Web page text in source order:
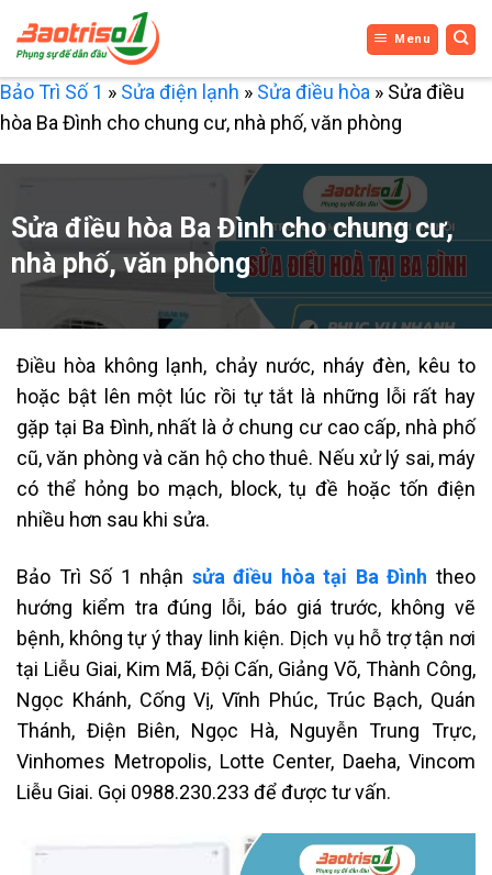
qua
nội
dung
Menu
Bảo Trì Số 1 » Sửa điện lạnh » Sửa điều hòa » Sửa điều
hòa Ba Đình cho chung cư, nhà phố, văn phòng
Sửa điều hòa Ba Đình cho chung cư,
nhà phố, văn phòng
Điều hòa không lạnh, chảy nước, nháy đèn, kêu to
hoặc bật lên một lúc rồi tự tắt là những lỗi rất hay
gặp tại Ba Đình, nhất là ở chung cư cao cấp, nhà phố
cũ, văn phòng và căn hộ cho thuê. Nếu xử lý sai, máy
có thể hỏng bo mạch, block, tụ đề hoặc tốn điện
nhiều hơn sau khi sửa.
Bảo Trì Số 1 nhận sửa điều hòa tại Ba Đình theo
hướng kiểm tra đúng lỗi, báo giá trước, không vẽ
bệnh, không tự ý thay linh kiện. Dịch vụ hỗ trợ tận nơi
tại Liễu Giai, Kim Mã, Đội Cấn, Giảng Võ, Thành Công,
Ngọc Khánh, Cống Vị, Vĩnh Phúc, Trúc Bạch, Quán
Thánh, Điện Biên, Ngọc Hà, Nguyễn Trung Trực,
Vinhomes Metropolis, Lotte Center, Daeha, Vincom
Liễu Giai. Gọi 0988.230.233 để được tư vấn.